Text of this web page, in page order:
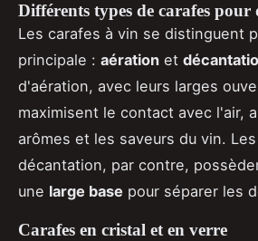
Différents types de carafes pour
Les carafes à vin se distinguent
principale : aération et
d'aération, avec leurs larges
maximisent le contact avec l'air,
arômes et les saveurs du vin.
décantation, par contre,
une large base pour séparer les
Carafes en cristal et en verre